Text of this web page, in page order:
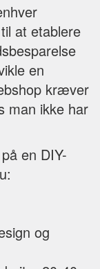
at etablere
en
kræver
man ikke har
en DIY-
og